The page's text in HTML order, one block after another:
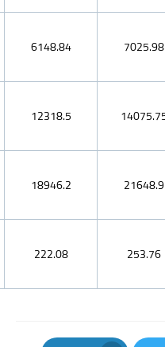
5269.93
218556.71
10557.7
437853.45
16238.04
673430.94
190.34
7893.7